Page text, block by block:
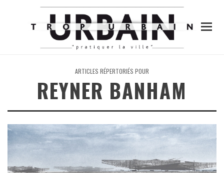
ARTICLES RÉPERTORIÉS POUR
REYNER BANHAM